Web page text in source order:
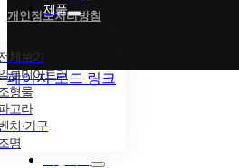
제품
체보기
루미아트리
형물
고라
치·가구
명
개인정보처리방침
페이지 로드 링크